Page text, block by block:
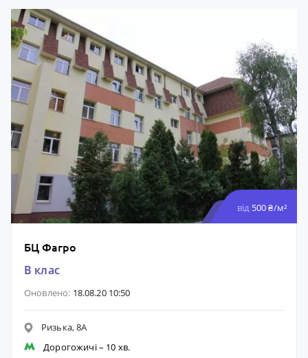
від 500 ₴/м²
БЦ Фагро
B клас
Оновлено: 18.08.20 10:50
Ризька, 8А
Дорогожичі– 10 хв.